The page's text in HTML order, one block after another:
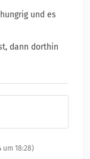
und es
dann dorthin
um 18:28)